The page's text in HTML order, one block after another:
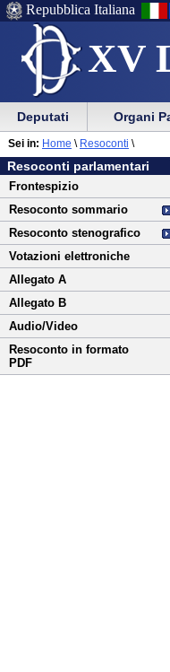
XV
Menu
di
ausilio
alla
navigazione
Vai
Menu
di
navigazione
principale
Repubblica Italiana
Menu
di
navigazione
principale
Vai
menu
di
sezione
Deputati Organi
Vai
al
contenuto
Resoconti parlamentari
Frontespizio
Resoconto sommario
Resoconto stenografico
Votazioni elettroniche
Allegato A
Allegato B
Audio/Video
Resoconto in formato
PDF
Sei in: Home \ Resoconti \